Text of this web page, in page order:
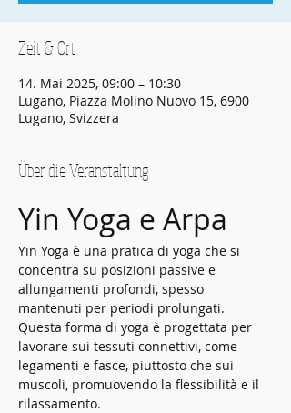
Zeit & Ort
14. Mai 2025, 09:00 – 10:30
Lugano, Piazza Molino Nuovo 15, 6900
Lugano, Svizzera
Über die Veranstaltung
Yin Yoga e Arpa
Yin Yoga è una pratica di yoga che si
concentra su posizioni passive e
allungamenti profondi, spesso
mantenuti per periodi prolungati.
Questa forma di yoga è progettata per
lavorare sui tessuti connettivi, come
legamenti e fasce, piuttosto che sui
muscoli, promuovendo la flessibilità e il
rilassamento.